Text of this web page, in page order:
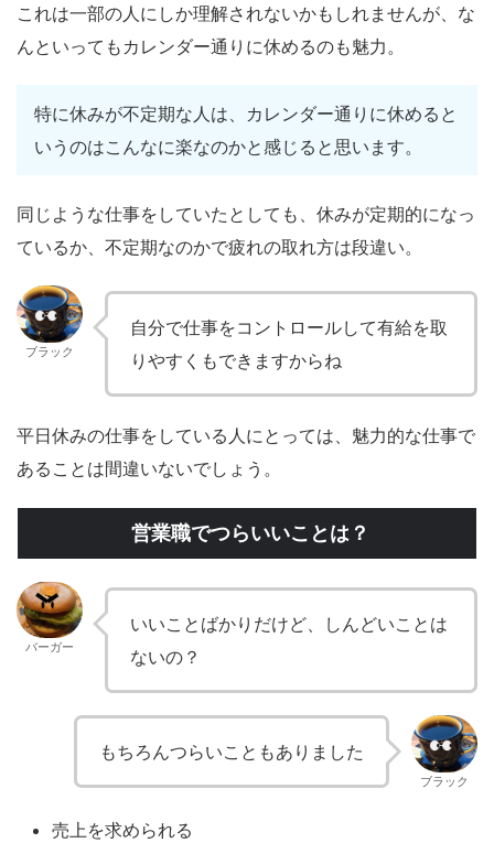
これは一部の人にしか理解されないかもしれませんが、な
んといってもカレンダー通りに休めるのも魅力。
特に休みが不定期な人は、カレンダー通りに休めると
いうのはこんなに楽なのかと感じると思います。
同じような仕事をしていたとしても、休みが定期的になっ
ているか、不定期なのかで疲れの取れ方は段違い。
ブラック
自分で仕事をコントロールして有給を取
りやすくもできますからね
平日休みの仕事をしている人にとっては、魅力的な仕事で
あることは間違いないでしょう。
営業職でつらいいことは？
バーガー
いいことばかりだけど、しんどいことは
ないの？
もちろんつらいこともありました
ブラック
売上を求められる